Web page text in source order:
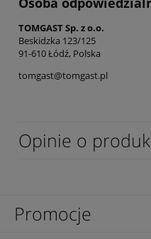
TOMGAST Sp. z o.o.
Beskidzka 123/125
91-610 Łódź, Polska
tomgast@tomgast.pl
Opinie o
Promocje